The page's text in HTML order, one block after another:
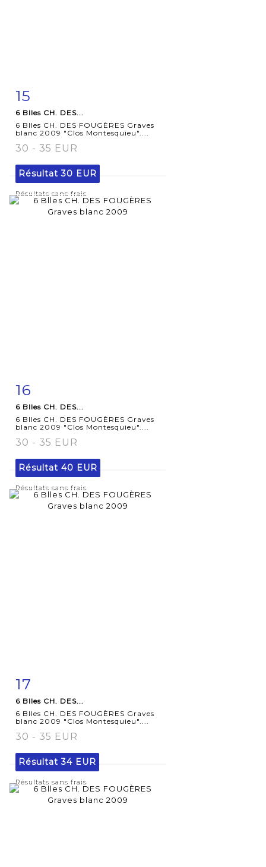
15
6 Blles CH. DES...
6 Blles CH. DES FOUGÈRES Graves
blanc 2009 "Clos Montesquieu"....
30 - 35 EUR
Résultat30 EUR
Résultats sans frais
16
6 Blles CH. DES...
6 Blles CH. DES FOUGÈRES Graves
blanc 2009 "Clos Montesquieu"....
30 - 35 EUR
Résultat 40 EUR
Résultats sans frais
17
6 Blles CH. DES...
6 Blles CH. DES FOUGÈRES Graves
blanc 2009 "Clos Montesquieu"....
30 - 35 EUR
Résultat34 EUR
Résultats sans frais